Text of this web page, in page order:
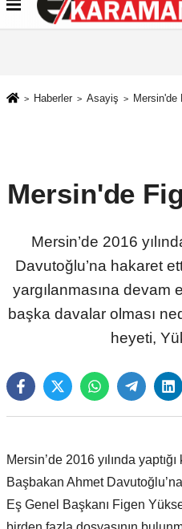
Künye İletişim Çerez
Haberler Asayiş Mersin'de
Mersin'de
Mersin’de 2016
Davutoğlu’na hakaret
yargılanmasına devam
başka davalar olması
heyeti,
Mersin’de 2016 yılında
Başbakan Ahmet
Eş Genel Başkanı Figen